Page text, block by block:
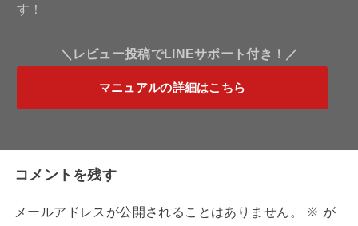
す！
＼レビュー投稿でLINEサポート付き！／
マニュアルの詳細はこちら
コメントを残す
メールアドレスが公開されることはありません。 ※ が